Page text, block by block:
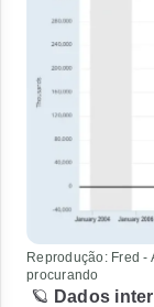
Reprodução: Fred -
procurando
🪐 Dados